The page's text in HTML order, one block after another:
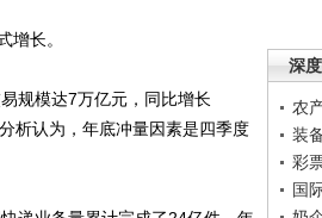
深
农
装
彩
国
长。
规模达7万亿元，同比增长
析认为，年底冲量因素是四季度